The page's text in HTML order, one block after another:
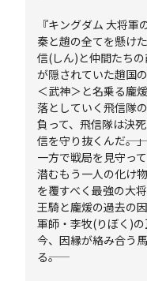
『キングダム 大将軍
秦と趙の全てを懸け
信(しん)と仲間たち
が隠されていた趙国
＜武神＞と名乗る龐
落としていく飛信隊
負って、飛信隊は決
信を守り抜くんだ――。」
一方で戦局を見守っ
潜むもう一人の化け
を覆すべく最強の大
王騎と龐煖の過去の
軍師・李牧(りぼく)
今、因縁が絡み合う
る――。